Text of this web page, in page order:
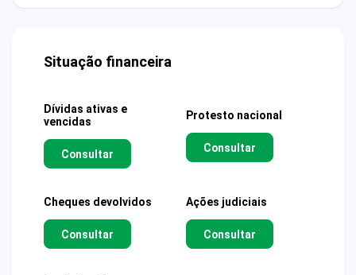
Situação financeira
Dívidas ativas e
vencidas
Consultar
Protesto nacional
Consultar
Cheques devolvidos
Consultar
Ações judiciais
Consultar